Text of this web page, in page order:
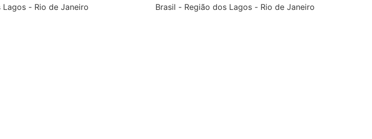
Lagos- Rio de Janeiro
Brasil - Região dos Lagos - Rio de Janeiro